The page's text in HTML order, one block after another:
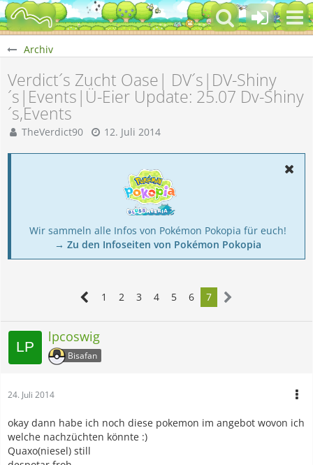
Archiv
Verdict´s Zucht Oase| DV´s|DV-Shiny
´s|Events|Ü-Eier Update: 25.07 Dv-Shiny
´s,Events
TheVerdict90 12. Juli 2014
Wir sammeln alle Infos von Pokémon Pokopia für euch!
→ Zu den Infoseiten von Pokémon Pokopia
1 2 3 4 5 6 7
lpcoswig
Bisafan
24. Juli 2014
okay dann habe ich noch diese pokemon im angebot wovon ich
welche nachzüchten könnte :)
Quaxo(niesel) still